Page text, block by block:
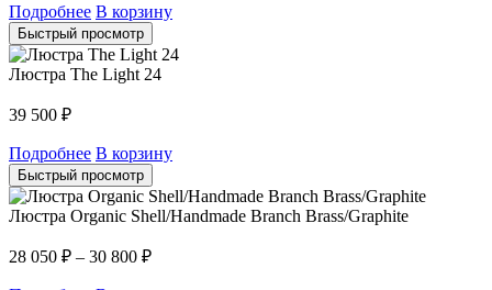
Подробнее В корзину
Быстрый просмотр
Люстра The Light 24
39 500 ₽
Подробнее В корзину
Быстрый просмотр
Люстра Organic Shell/Handmade Branch Brass/Graphite
28 050 ₽ – 30 800 ₽